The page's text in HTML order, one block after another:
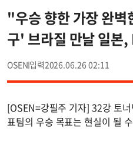
"우승 향한 가장 완
구' 브라질 만날 일본
OSEN 2026.06.26 02:11
[OSEN=강필주 기자] 32강 토
표팀의 우승 목표는 현실이 될